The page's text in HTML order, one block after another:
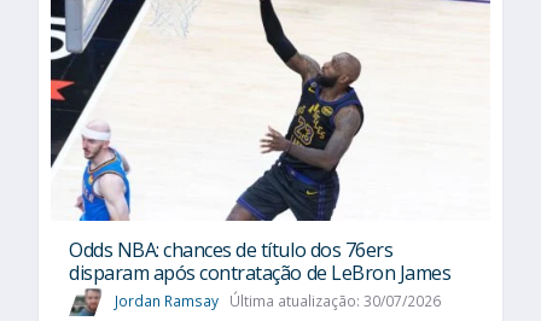
Odds NBA: chances de título dos 76ers
disparam após contratação de LeBron James
Jordan Ramsay Última atualização: 30/07/2026